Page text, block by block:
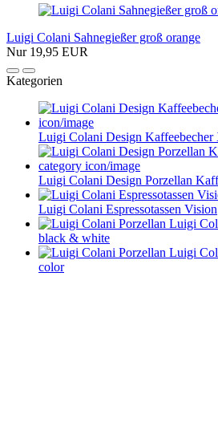
Luigi Colani Sahnegießer groß orange
Nur 19,95 EUR
Kategorien
Luigi Colani Design
Luigi Colani Design Porzellan
Luigi Colani Espressotassen Vision
Luigi
black & white
Luigi
color